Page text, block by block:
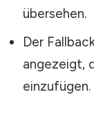
übersehen.
Der
angezeigt,
einzufügen.